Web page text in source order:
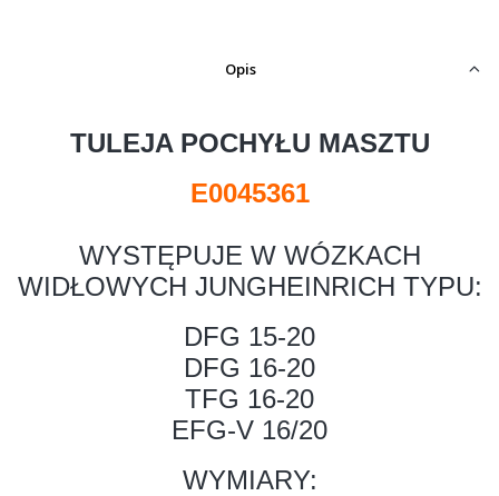
Opis
TULEJA POCHYŁU MASZTU
E0045361
WYSTĘPUJE W WÓZKACH
WIDŁOWYCH JUNGHEINRICH TYPU:
DFG 15-20
DFG 16-20
TFG 16-20
EFG-V 16/20
WYMIARY: